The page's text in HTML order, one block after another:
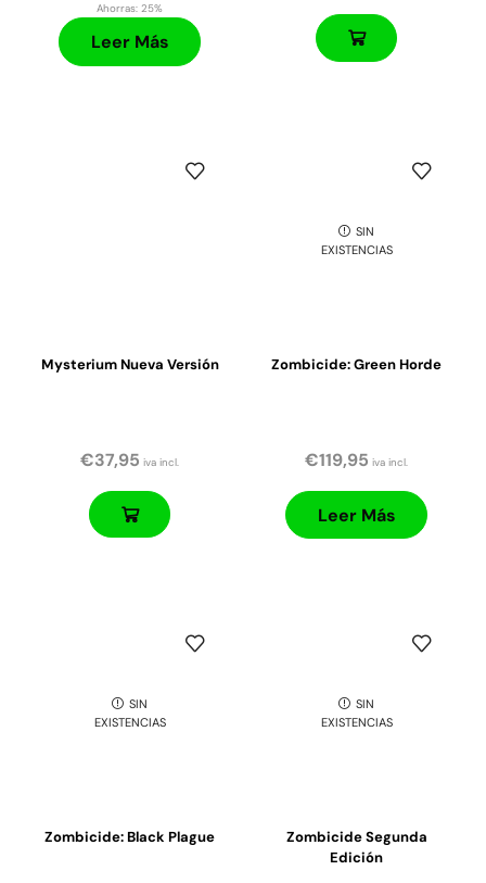
Ahorras: 25%
Leer Más
Mysterium Nueva Versión
€37,95 iva incl.
SIN
EXISTENCIAS
Zombicide: Green Horde
€119,95 iva incl.
Leer Más
SIN
EXISTENCIAS
Zombicide: Black Plague
SIN
EXISTENCIAS
Zombicide Segunda
Edición